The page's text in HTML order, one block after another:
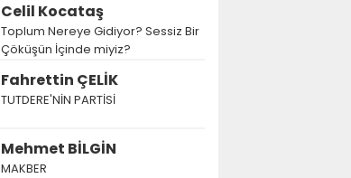
Celil Kocataş
Toplum Nereye Gidiyor? Sessiz Bir
Çöküşün İçinde miyiz?
Fahrettin ÇELİK
TUTDERE'NİN PARTİSİ
Mehmet BİLGİN
MAKBER